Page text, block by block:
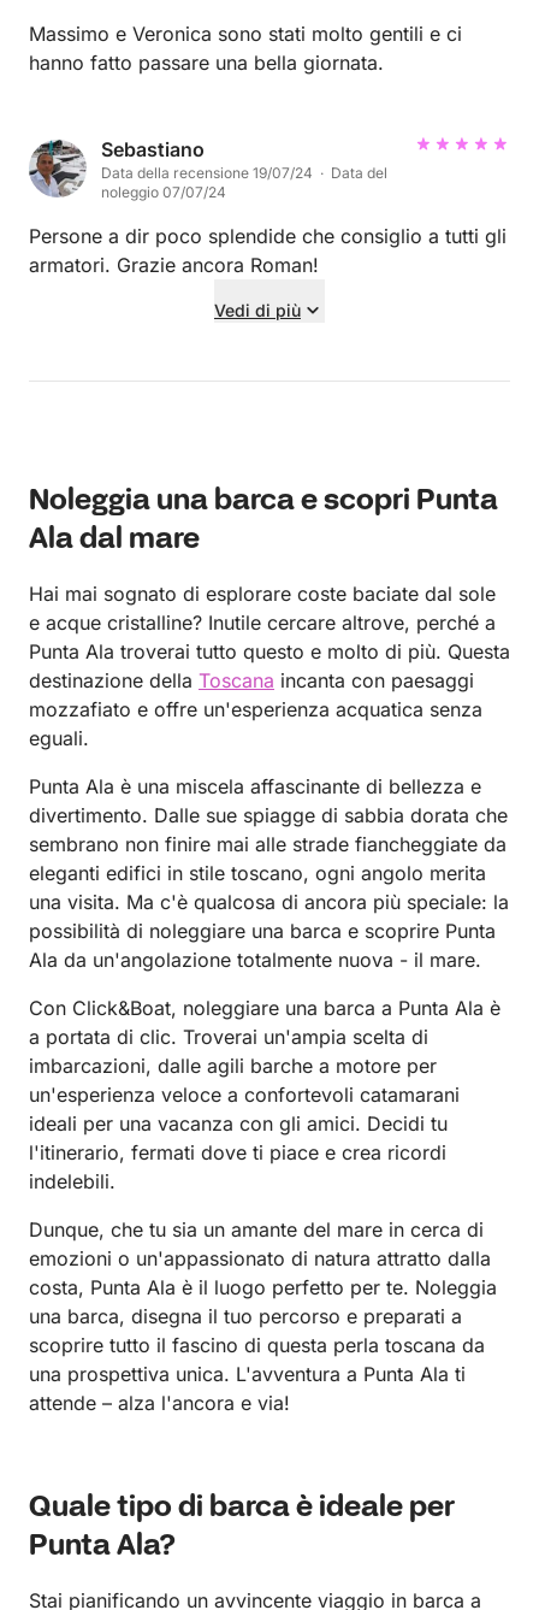
Massimo e Veronica sono stati molto gentili e ci
hanno fatto passare una bella giornata.
Sebastiano
Data della recensione 19/07/24 · Data del
noleggio 07/07/24
Persone a dir poco splendide che consiglio a tutti gli
armatori. Grazie ancora Roman!
Vedi di più
Noleggia una barca e scopri Punta
Ala dal mare
Hai mai sognato di esplorare coste baciate dal sole
e acque cristalline? Inutile cercare altrove, perché a
Punta Ala troverai tutto questo e molto di più. Questa
destinazione della Toscana incanta con paesaggi
mozzafiato e offre un'esperienza acquatica senza
eguali.
Punta Ala è una miscela affascinante di bellezza e
divertimento. Dalle sue spiagge di sabbia dorata che
sembrano non finire mai alle strade fiancheggiate da
eleganti edifici in stile toscano, ogni angolo merita
una visita. Ma c'è qualcosa di ancora più speciale: la
possibilità di noleggiare una barca e scoprire Punta
Ala da un'angolazione totalmente nuova - il mare.
Con Click&Boat, noleggiare una barca a Punta Ala è
a portata di clic. Troverai un'ampia scelta di
imbarcazioni, dalle agili barche a motore per
un'esperienza veloce a confortevoli catamarani
ideali per una vacanza con gli amici. Decidi tu
l'itinerario, fermati dove ti piace e crea ricordi
indelebili.
Dunque, che tu sia un amante del mare in cerca di
emozioni o un'appassionato di natura attratto dalla
costa, Punta Ala è il luogo perfetto per te. Noleggia
una barca, disegna il tuo percorso e preparati a
scoprire tutto il fascino di questa perla toscana da
una prospettiva unica. L'avventura a Punta Ala ti
attende – alza l'ancora e via!
Quale tipo di barca è ideale per
Punta Ala?
Stai pianificando un avvincente viaggio in barca a